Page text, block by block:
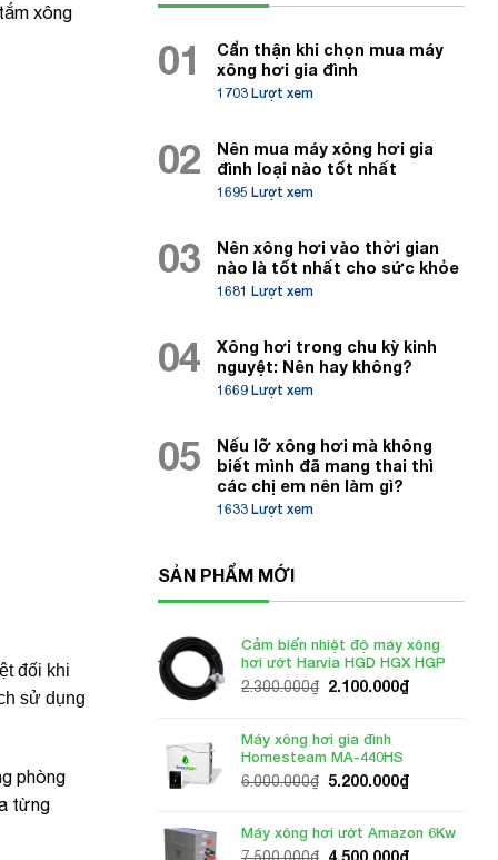
xông
đối khi
sử dụng
phòng
từng
01
Cẩn thận khi chọn mua máy
xông hơi gia đình
1703 Lượt xem
02
Nên mua máy xông hơi gia
đình loại nào tốt nhất
1695 Lượt xem
03
Nên xông hơi vào thời gian
nào là tốt nhất cho sức khỏe
1681 Lượt xem
04
Xông hơi trong chu kỳ kinh
nguyệt: Nên hay không?
1669 Lượt xem
05
Nếu lỡ xông hơi mà không
biết mình đã mang thai thì
các chị em nên làm gì?
1633 Lượt xem
SẢN PHẨM MỚI
Cảm biến nhiệt độ máy xông
hơi ướt Harvia HGD HGX HGP
2.300.000₫ Giá
2.300.000₫.
2.100.000₫Giá
Máy xông hơi gia đình
Homesteam MA-440HS
6.000.000₫ Giá
6.000.000₫.
5.200.000₫Giá
là:
Máy xông hơi ướt Amazon 6Kw
Giá
4.500.000₫Giá